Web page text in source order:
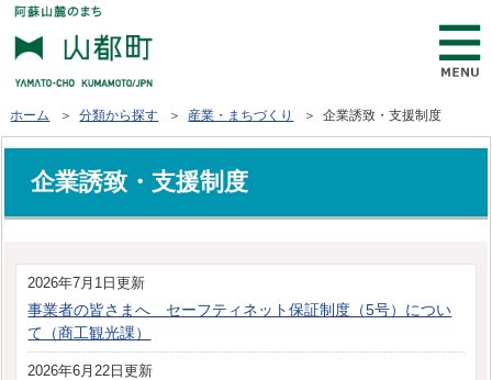
ホーム ＞分類から探す ＞ 産業・まちづくり ＞ 企業誘致・支援制度
企業誘致・支援制度
2026年7月1日更新
事業者の皆さまへ セーフティネット保証制度（5号）につい
て（商工観光課）
2026年6月22日更新